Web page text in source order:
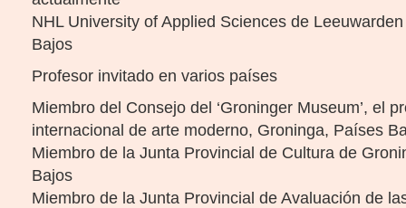
NHL University of Applied Sciences de
Bajos
Profesor invitado en varios países
Miembro del Consejo del ‘Groninger Museum’, el
internacional de arte moderno, Groninga, Países
Miembro de la Junta Provincial de Cultura de
Bajos
Miembro de la Junta Provincial de Avaluación de